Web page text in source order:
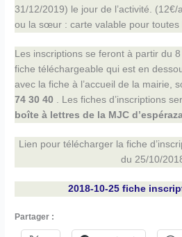
31/12/2019) le jour de l’activité.
ou la sœur : carte valable pour toutes
Les inscriptions se feront à partir du
fiche téléchargeable qui est en
avec la fiche à l’accueil de la mairie,
74 30 40 . Les fiches d’inscriptions
boîte à lettres de la MJC
Lien pour télécharger la fiche
du 25/10/
2018-10-25 fiche
Partager :